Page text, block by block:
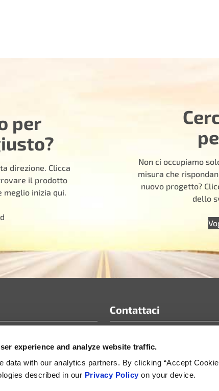
experience and analyze website traffic.
data with our analytics partners. By clicking “Accept
described in our Privacy Policyon your device.
per
direzione. Clicca
il prodotto
meglio inizia qui.
Non ci occupiamo
misura che
nuovo progetto?
dello
paper
stampa
Contattaci
+1-888-262-4153